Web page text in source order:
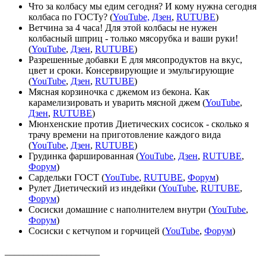
Что за колбасу мы едим сегодня? И кому нужна сегодня
колбаса по ГОСТу? (YouTube, Дзен, RUTUBE)
Ветчина за 4 часа! Для этой колбасы не нужен
колбасный шприц - только мясорубка и ваши руки!
(YouTube, Дзен, RUTUBE)
Разрешенные добавки Е для мясопродуктов на вкус,
цвет и сроки. Консервирующие и эмульгирующие
(YouTube, Дзен, RUTUBE)
Мясная корзиночка с джемом из бекона. Как
карамелизировать и уварить мясной джем (YouTube,
Дзен, RUTUBE)
Мюнхенские против Диетических сосисок - сколько я
трачу времени на приготовление каждого вида
(YouTube, Дзен, RUTUBE)
Грудинка фаршированная (YouTube, Дзен, RUTUBE,
Форум)
Сардельки ГОСТ (YouTube, RUTUBE, Форум)
Рулет Диетический из индейки (YouTube, RUTUBE,
Форум)
Сосиски домашние с наполнителем внутри (YouTube,
Форум)
Сосиски с кетчупом и горчицей (YouTube, Форум)